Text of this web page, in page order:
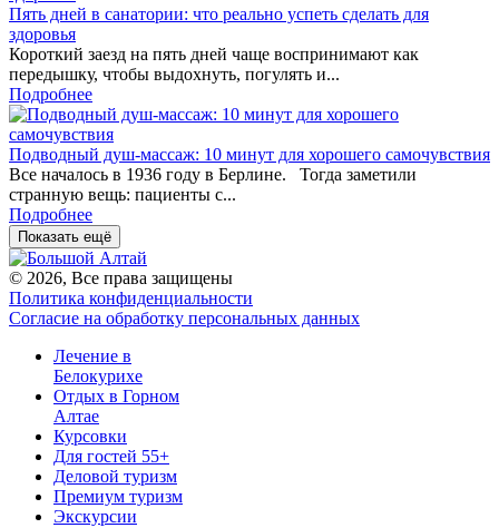
Пять дней в санатории: что реально успеть сделать для
здоровья
Короткий заезд на пять дней чаще воспринимают как
передышку, чтобы выдохнуть, погулять и...
Подробнее
Подводный душ-массаж: 10 минут для хорошего самочувствия
Все началось в 1936 году в Берлине. Тогда заметили
странную вещь: пациенты с...
Подробнее
Показать ещё
© 2026, Все права защищены
Политика конфиденциальности
Согласие на обработку персональных данных
Лечение в
Белокурихе
Отдых в Горном
Алтае
Курсовки
Для гостей 55+
Деловой туризм
Премиум туризм
Экскурсии